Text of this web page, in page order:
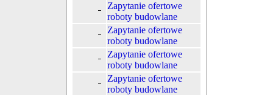
Zapytanie ofertowe
roboty budowlane
Zapytanie ofertowe
roboty budowlane
Zapytanie ofertowe
roboty budowlane
Zapytanie ofertowe
roboty budowlane